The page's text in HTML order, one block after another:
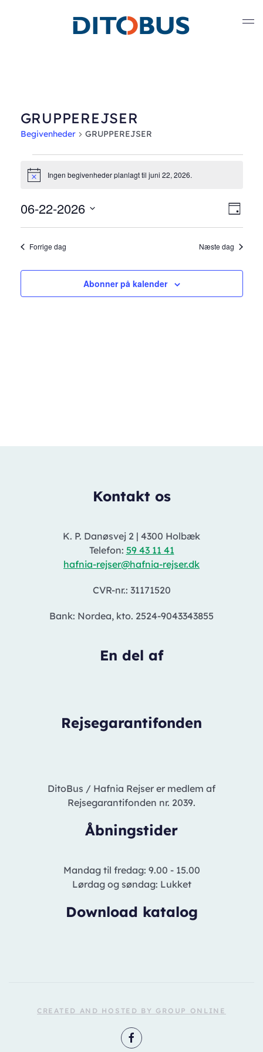
Gå til hovedindhold
GRUPPEREJSER
Begivenheder GRUPPEREJSER
Begivenheder
for
juni
22,
2026
Notice Ingen begivenheder planlagt til juni 22, 2026.
af
Dag
06-22-2026
Vælg
Forrige dag Næste dag
Abonner på kalender
Kontakt os
K. P. Danøsvej 2 | 4300 Holbæk
Telefon: 59 43 11 41
hafnia-rejser@hafnia-rejser.dk
CVR-nr.: 31171520
Bank: Nordea, kto. 2524-9043343855
En del af
Rejsegarantifonden
DitoBus / Hafnia Rejser er medlem af
Rejsegarantifonden nr. 2039.
Åbningstider
Mandag til fredag: 9.00 - 15.00
Lørdag og søndag: Lukket
Download katalog
CREATED AND HOSTED BY GROUP ONLINE